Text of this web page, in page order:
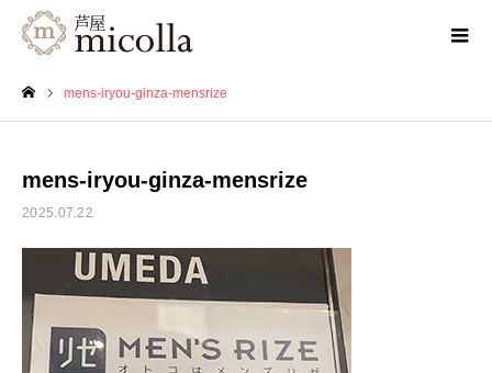
mens-iryou-ginza-mensrize
mens-iryou-ginza-mensrize
2025.07.22